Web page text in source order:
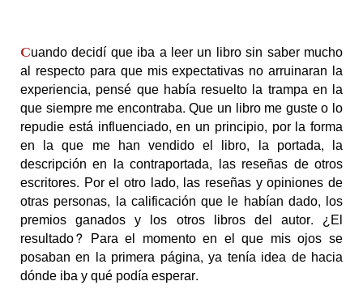
Cuando decidí que iba a leer un libro sin saber mucho
al respecto para que mis expectativas no arruinaran la
experiencia, pensé que había resuelto la trampa en la
que siempre me encontraba. Que un libro me guste o lo
repudie está influenciado, en un principio, por la forma
en la que me han vendido el libro, la portada, la
descripción en la contraportada, las reseñas de otros
escritores. Por el otro lado, las reseñas y opiniones de
otras personas, la calificación que le habían dado, los
premios ganados y los otros libros del autor. ¿El
resultado? Para el momento en el que mis ojos se
posaban en la primera página, ya tenía idea de hacia
dónde iba y qué podía esperar.